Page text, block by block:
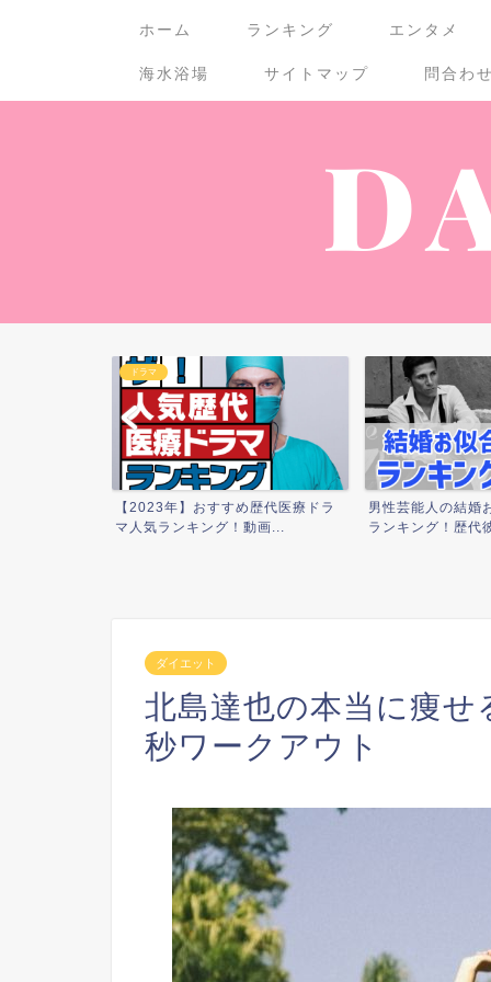
ホーム ランキング エンタメ
海水浴場 サイトマップ 問合わ
ドラマ
【2023年】おすすめ歴代医療ドラ
マ人気ランキング！動画...
男性芸能人の結婚
ランキング！歴代
ダイエット
北島達也の本当に痩
秒ワークアウト